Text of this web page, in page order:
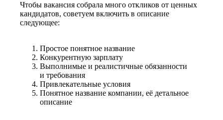
Чтобы вакансия собрала много откликов от ценных
кандидатов, советуем включить в описание
следующее:
Простое понятное название
Конкурентную зарплату
Выполнимые и реалистичные обязанности
и требования
Привлекательные условия
Понятное название компании, её детальное
описание